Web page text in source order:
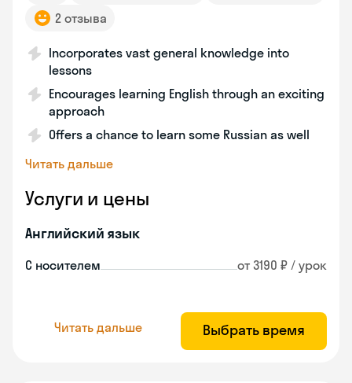
2 отзыва
Incorporates vast general knowledge into
lessons
Encourages learning English through an exciting
approach
Offers a chance to learn some Russian as well
Читать дальше
Услуги и цены
Английский язык
С носителем от 3190 ₽ / урок
Читать дальше Выбрать время